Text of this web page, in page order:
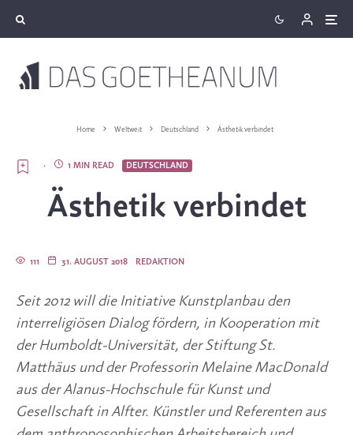
Home Weltweit Deutschland Ästhetik verbindet
DEUTSCHLAND
1 MIN READ
·
Ästhetik verbindet
REDAKTION
31. AUGUST 2018
111
Seit 2012 will die Initiative Kunstplanbau den
interreligiösen Dialog fördern, in Kooperation mit
der Humboldt-Universität, der Stiftung St.
Matthäus und der Professorin Melaine MacDonald
aus der Alanus-Hochschule für Kunst und
Gesellschaft in Alfter. Künstler und Referenten aus